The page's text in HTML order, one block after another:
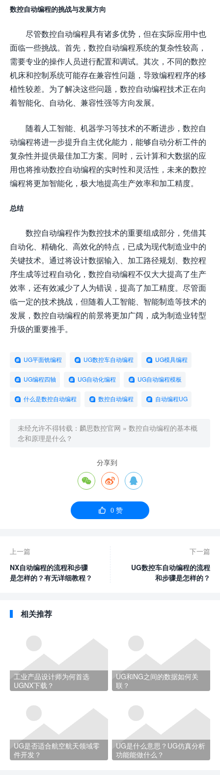
数控自动编程的挑战与发展方向
尽管数控自动编程具有诸多优势，但在实际应用中也
面临一些挑战。首先，数控自动编程系统的复杂性较高，
需要专业的操作人员进行配置和调试。其次，不同的数控
机床和控制系统可能存在兼容性问题，导致编程程序的移
植性较差。为了解决这些问题，数控自动编程技术正在向
着智能化、自动化、兼容性强等方向发展。
随着人工智能、机器学习等技术的不断进步，数控自
动编程将进一步提升自主优化能力，能够自动分析工件的
复杂性并提供最佳加工方案。同时，云计算和大数据的应
用也将推动数控自动编程的实时性和灵活性，未来的数控
编程将更加智能化，极大地提高生产效率和加工精度。
总结
数控自动编程作为数控技术的重要组成部分，凭借其
自动化、精确化、高效化的特点，已成为现代制造业中的
关键技术。通过将设计数据输入、加工路径规划、数控程
序生成等过程自动化，数控自动编程不仅大大提高了生产
效率，还有效减少了人为错误，提高了加工精度。尽管面
临一定的技术挑战，但随着人工智能、智能制造等技术的
发展，数控自动编程的前景将更加广阔，成为制造业转型
升级的重要推手。
UG平面铣编程 UG数控车自动编程 UG模具编程
UG编程四轴 UG自动化编程 UG自动编程模板
什么是数控自动编程 数控自动编程 自动编程UG
未经允许不得转载： 麟思数控官网 » 数控自动编程的基本概
念和原理是什么？
分享到
  
 0赞
上一篇
NX自动编程的流程和步骤
是怎样的？有无详细教程？
下一篇
UG数控车自动编程的流程
和步骤是怎样的？
相关推荐
工业产品设计师为何首选
UGNX下载？
UG和NG之间的数据如何关
联？
UG是否适合航空航天领域零
件开发？
UG是什么意思？UG仿真分析
功能能做什么？